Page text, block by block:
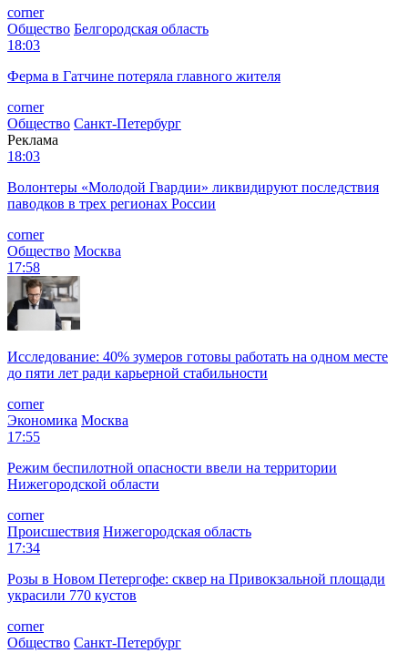
corner
Общество Белгородская область
18:03
Ферма в Гатчине потеряла главного жителя
corner
Общество Санкт-Петербург
Реклама
18:03
Волонтеры «Молодой Гвардии» ликвидируют последствия
паводков в трех регионах России
corner
Общество Москва
17:58
Исследование: 40% зумеров готовы работать на одном месте
до пяти лет ради карьерной стабильности
corner
Экономика Москва
17:55
Режим беспилотной опасности ввели на территории
Нижегородской области
corner
Происшествия Нижегородская область
17:34
Розы в Новом Петергофе: сквер на Привокзальной площади
украсили 770 кустов
corner
Общество Санкт-Петербург